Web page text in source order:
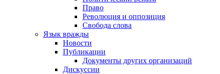
Право
Революция и оппозиция
Свобода слова
Язык вражды
Новости
Публикации
Документы других организаций
Дискуссии